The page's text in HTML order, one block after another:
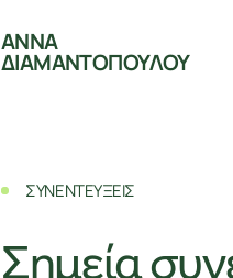
ΑΝΝΑ
ΔΙΑΜΑΝΤΟΠΟΥΛΟΥ
ΣΥΝΕΝΤΕΥΞΕΙΣ